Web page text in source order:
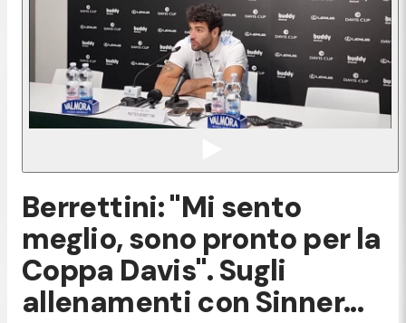
Berrettini: "Mi sento
meglio, sono pronto per la
Coppa Davis". Sugli
allenamenti con Sinner...